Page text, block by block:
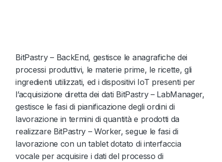
BitPastry – BackEnd, gestisce le anagrafiche dei
processi produttivi, le materie prime, le ricette, gli
ingredienti utilizzati, ed i dispositivi IoT presenti per
l’acquisizione diretta dei dati BitPastry – LabManager,
gestisce le fasi di pianificazione degli ordini di
lavorazione in termini di quantità e prodotti da
realizzare BitPastry – Worker, segue le fasi di
lavorazione con un tablet dotato di interfaccia
vocale per acquisire i dati del processo di